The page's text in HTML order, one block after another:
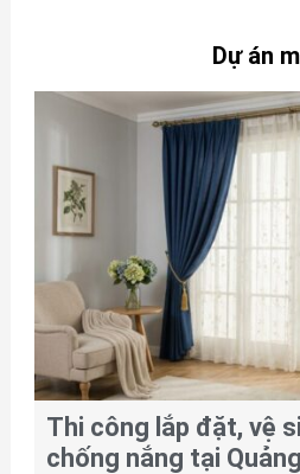
Dự án
Thi công lắp đặt, vệ
chống nắng tại